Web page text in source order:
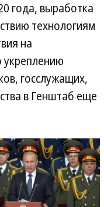
года, выработка
технологиям
на
укреплению
госслужащих,
в Генштаб еще